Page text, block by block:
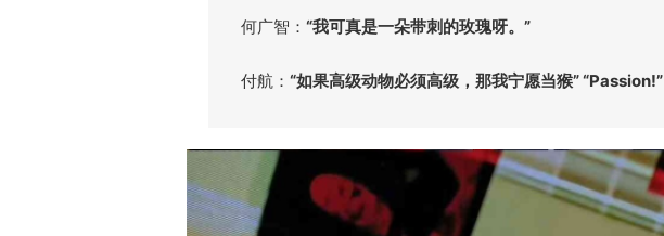
何广智： “我可真是一朵带刺的玫瑰呀。”
付航： “如果高级动物必须高级，那我宁愿当猴” “Passion!”